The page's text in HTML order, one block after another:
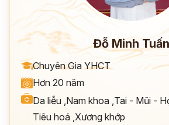
Đỗ Minh Tuấn
Chuyên Gia YHCT
Hơn 20 năm
Da liễu ,Nam khoa ,Tai - Mũi -
Tiêu hoá ,Xương khớp